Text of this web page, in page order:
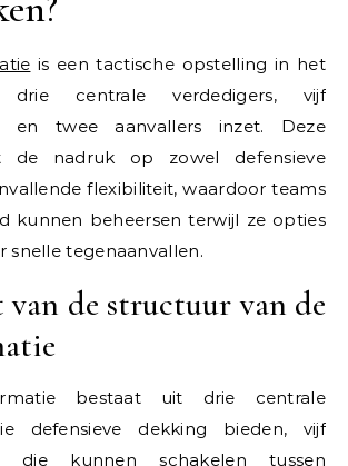
is een tactische opstelling in het
centrale verdedigers, vijf
en twee aanvallers inzet. Deze
de nadruk op zowel defensieve
flexibiliteit, waardoor teams
kunnen beheersen terwijl ze opties
snelle tegenaanvallen.
de structuur van de
bestaat uit drie centrale
defensieve dekking bieden, vijf
die kunnen schakelen tussen